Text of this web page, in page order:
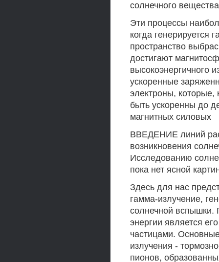
солнечного
Эти процессы
когда генерируется
пространство
достигают
высокоэнергичного
ускоренные
электроны,
быть ускоренны до
магнитных силовых
ВВЕДЕНИЕ линий
возникновения
Исследованию
пока нет ясной
Здесь для нас
гамма-излучение,
солнечной вспышки.
энергии является
частицами.
излучения -
пионов,